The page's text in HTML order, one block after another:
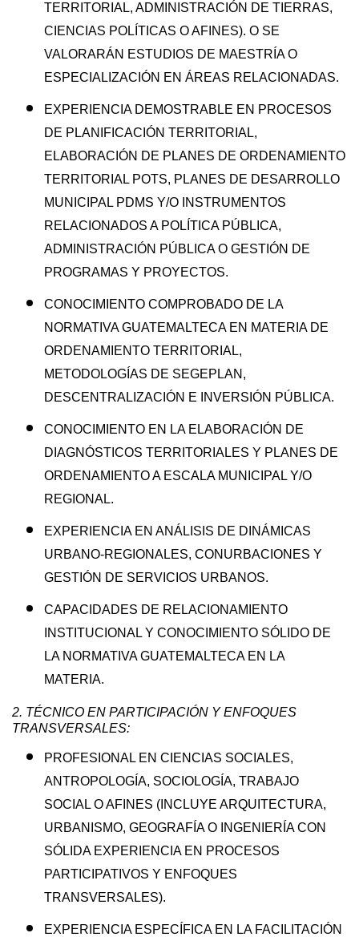
TERRITORIAL, ADMINISTRACIÓN DE TIERRAS,
CIENCIAS POLÍTICAS O AFINES). O SE
VALORARÁN ESTUDIOS DE MAESTRÍA O
ESPECIALIZACIÓN EN ÁREAS RELACIONADAS.
EXPERIENCIA DEMOSTRABLE EN PROCESOS
DE PLANIFICACIÓN TERRITORIAL,
ELABORACIÓN DE PLANES DE ORDENAMIENTO
TERRITORIAL POTS, PLANES DE DESARROLLO
MUNICIPAL PDMS Y/O INSTRUMENTOS
RELACIONADOS A POLÍTICA PÚBLICA,
ADMINISTRACIÓN PÚBLICA O GESTIÓN DE
PROGRAMAS Y PROYECTOS.
CONOCIMIENTO COMPROBADO DE LA
NORMATIVA GUATEMALTECA EN MATERIA DE
ORDENAMIENTO TERRITORIAL,
METODOLOGÍAS DE SEGEPLAN,
DESCENTRALIZACIÓN E INVERSIÓN PÚBLICA.
CONOCIMIENTO EN LA ELABORACIÓN DE
DIAGNÓSTICOS TERRITORIALES Y PLANES DE
ORDENAMIENTO A ESCALA MUNICIPAL Y/O
REGIONAL.
EXPERIENCIA EN ANÁLISIS DE DINÁMICAS
URBANO-REGIONALES, CONURBACIONES Y
GESTIÓN DE SERVICIOS URBANOS.
CAPACIDADES DE RELACIONAMIENTO
INSTITUCIONAL Y CONOCIMIENTO SÓLIDO DE
LA NORMATIVA GUATEMALTECA EN LA
MATERIA.
2. TÉCNICO EN PARTICIPACIÓN Y ENFOQUES
TRANSVERSALES:
PROFESIONAL EN CIENCIAS SOCIALES,
ANTROPOLOGÍA, SOCIOLOGÍA, TRABAJO
SOCIAL O AFINES (INCLUYE ARQUITECTURA,
URBANISMO, GEOGRAFÍA O INGENIERÍA CON
SÓLIDA EXPERIENCIA EN PROCESOS
PARTICIPATIVOS Y ENFOQUES
TRANSVERSALES).
EXPERIENCIA ESPECÍFICA EN LA FACILITACIÓN